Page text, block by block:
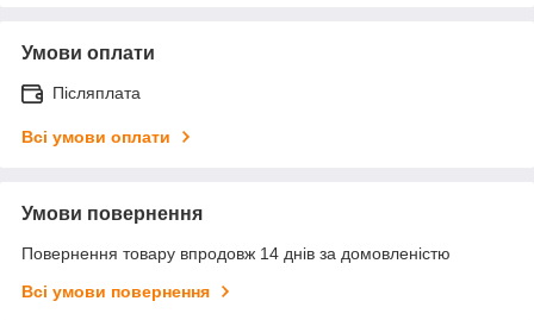
Умови оплати
Післяплата
Всі умови оплати
Умови повернення
Повернення товару впродовж 14 днів за домовленістю
Всі умови повернення